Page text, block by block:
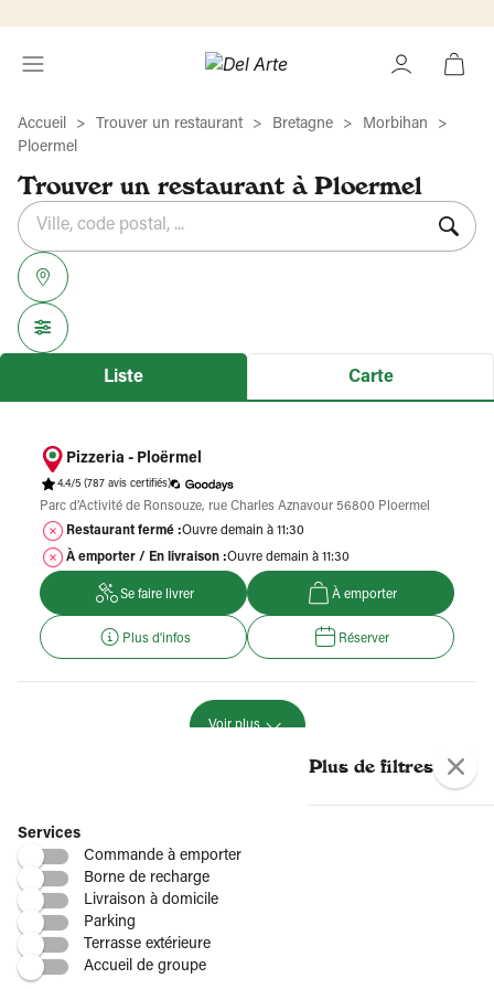
Accueil Trouver un restaurant Bretagne
Morbihan
Ploermel
Trouver un restaurant à Ploermel
Rechercher
établissement
Veuillez
renseigner
une
adresse
{{count}}
résultat(s)
trouvé(s)
Plus de filtres
Services
Commande à emporter
Borne de recharge
Livraison à domicile
Parking
Terrasse extérieure
Accueil de groupe
Liste Carte
Pizzeria - Ploërmel
4.4/5 (787 avis certifiés)
Parc d’Activité de Ronsouze, rue Charles Aznavour 56800 Ploermel
Restaurant fermé :Ouvre demain à 11:30
À emporter / En livraison :Ouvre demain à 11:30
Se faire livrer À emporter
Plus d'infos Réserver
Voir plus
Plus de restaurants Del Arte
Par région
Par département